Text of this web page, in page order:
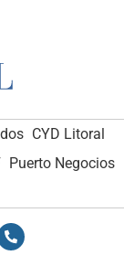
CYD Litoral
Puerto Negocios